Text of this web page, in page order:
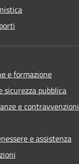
e formazione
sicurezza pubblica
e contravvenzioni
e assistenza